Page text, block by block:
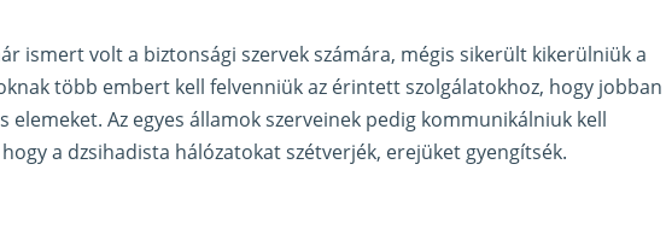
ismert volt a biztonsági szervek számára, mégis sikerült kikerülniük a
több embert kell felvenniük az érintett szolgálatokhoz, hogy jobban
elemeket. Az egyes államok szerveinek pedig kommunikálniuk kell
hogy a dzsihadista hálózatokat szétverjék, erejüket gyengítsék.